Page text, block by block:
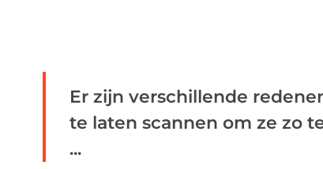
Er zijn verschillende
te laten scannen om ze zo
...